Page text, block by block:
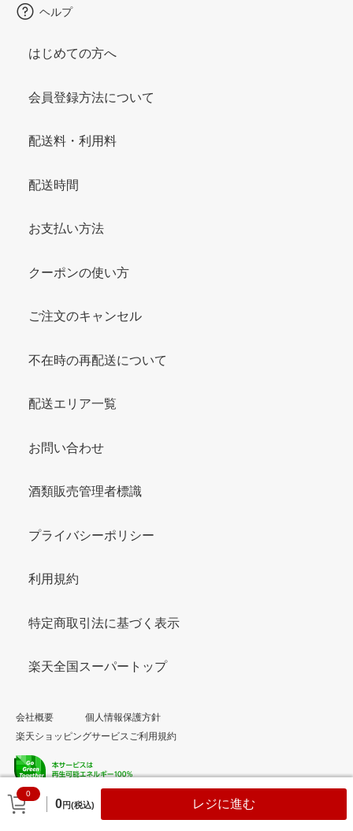
0
0円(税込) レジに進む
ヘルプ
はじめての方へ
会員登録方法について
配送料・利用料
配送時間
お支払い方法
クーポンの使い方
ご注文のキャンセル
不在時の再配送について
配送エリア一覧
お問い合わせ
酒類販売管理者標識
プライバシーポリシー
利用規約
特定商取引法に基づく表示
楽天全国スーパートップ
会社概要
個人情報保護方針
楽天ショッピングサービスご利用規約
© Rakuten Group, Inc.